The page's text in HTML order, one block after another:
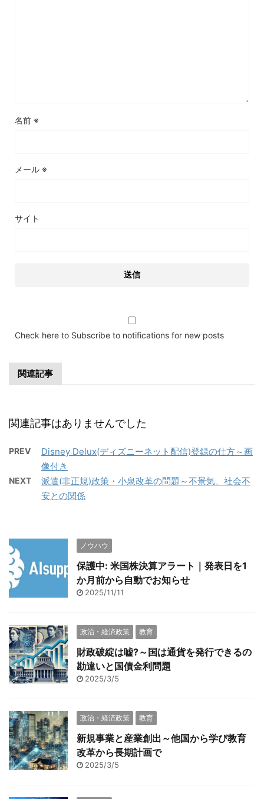
名前 ※
メール ※
サイト
Check here to Subscribe to notifications for new posts
関連記事
関連記事はありませんでした
PREV
Disney Delux(ディズニーネット配信)登録の仕方～画
像付き
NEXT
派遣(非正規)政策・小泉改革の問題～不景気、社会不
安との関係
ノウハウ
保護中: 米国株決算アラート｜発表日を1
か月前から自動でお知らせ
2025/11/11
政治・経済政策 教育
財政破綻は嘘?～国は通貨を発行できるの
勘違いと国債金利問題
2025/3/5
政治・経済政策 教育
新規事業と産業創出～他国から学び教育
改革から長期計画で
2025/3/5